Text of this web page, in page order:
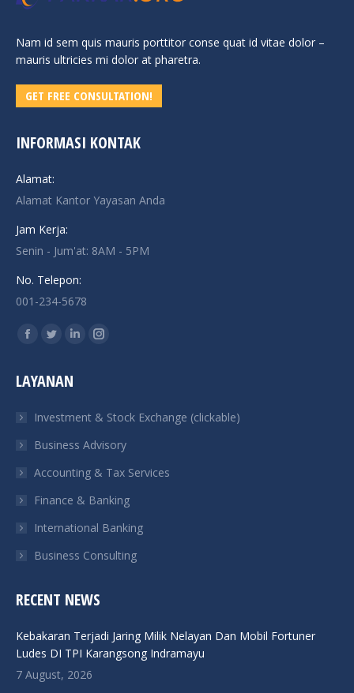
Nam id sem quis mauris porttitor conse quat id vitae dolor –
mauris ultricies mi dolor at pharetra.
GET FREE CONSULTATION!
INFORMASI KONTAK
Alamat:
Alamat Kantor Yayasan Anda
Jam Kerja:
Senin - Jum'at: 8AM - 5PM
No. Telepon:
001-234-5678
Find us on:
Facebook
opens
new
window
Twitter
opens
new
window
Linkedin
new
window
Instagram
new
window
LAYANAN
Investment & Stock Exchange (clickable)
Business Advisory
Accounting & Tax Services
Finance & Banking
International Banking
Business Consulting
RECENT NEWS
Kebakaran Terjadi Jaring Milik Nelayan Dan Mobil Fortuner
Ludes DI TPI Karangsong Indramayu
7 August, 2026